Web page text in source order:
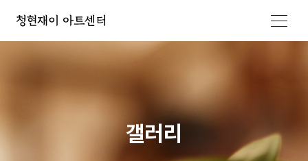
메뉴 열기
갤러리